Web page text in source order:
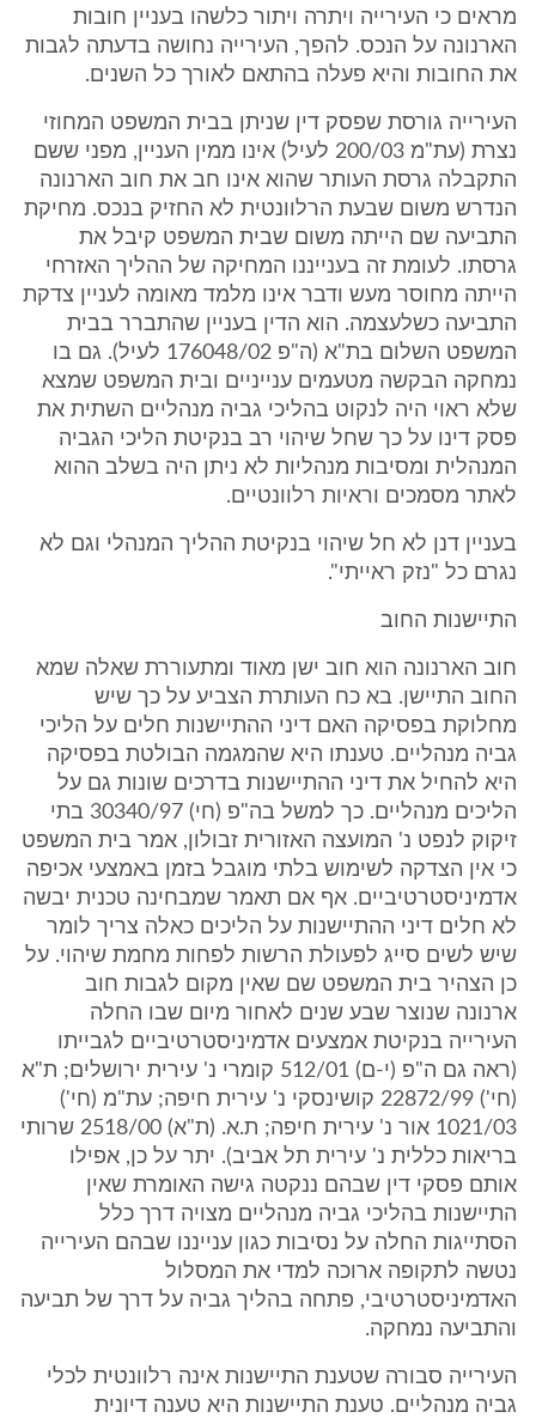
מראים כי העירייה ויתרה ויתור כלשהו בעניין חובות
הארנונה על הנכס. להפך, העירייה נחושה בדעתה לגבות
את החובות והיא פעלה בהתאם לאורך כל השנים.
העירייה גורסת שפסק דין שניתן בבית המשפט המחוזי
נצרת (עת"מ 200/03 לעיל) אינו ממין העניין, מפני ששם
התקבלה גרסת העותר שהוא אינו חב את חוב הארנונה
הנדרש משום שבעת הרלוונטית לא החזיק בנכס. מחיקת
התביעה שם הייתה משום שבית המשפט קיבל את
גרסתו. לעומת זה בענייננו המחיקה של ההליך האזרחי
הייתה מחוסר מעש ודבר אינו מלמד מאומה לעניין צדקת
התביעה כשלעצמה. הוא הדין בעניין שהתברר בבית
המשפט השלום בת"א (ה"פ 176048/02 לעיל). גם בו
נמחקה הבקשה מטעמים ענייניים ובית המשפט שמצא
שלא ראוי היה לנקוט בהליכי גביה מנהליים השתית את
פסק דינו על כך שחל שיהוי רב בנקיטת הליכי הגביה
המנהלית ומסיבות מנהליות לא ניתן היה בשלב ההוא
לאתר מסמכים וראיות רלוונטיים.
בעניין דנן לא חל שיהוי בנקיטת ההליך המנהלי וגם לא
נגרם כל "נזק ראייתי".
התיישנות החוב
חוב הארנונה הוא חוב ישן מאוד ומתעוררת שאלה שמא
החוב התיישן. בא כח העותרת הצביע על כך שיש
מחלוקת בפסיקה האם דיני ההתיישנות חלים על הליכי
גביה מנהליים. טענתו היא שהמגמה הבולטת בפסיקה
היא להחיל את דיני ההתיישנות בדרכים שונות גם על
הליכים מנהליים. כך למשל בה"פ (חי) 30340/97 בתי
זיקוק לנפט נ' המועצה האזורית זבולון, אמר בית המשפט
כי אין הצדקה לשימוש בלתי מוגבל בזמן באמצעי אכיפה
אדמיניסטרטיביים. אף אם תאמר שמבחינה טכנית יבשה
לא חלים דיני ההתיישנות על הליכים כאלה צריך לומר
שיש לשים סייג לפעולת הרשות לפחות מחמת שיהוי. על
כן הצהיר בית המשפט שם שאין מקום לגבות חוב
ארנונה שנוצר שבע שנים לאחור מיום שבו החלה
העירייה בנקיטת אמצעים אדמיניסטרטיביים לגבייתו
(ראה גם ה"פ (י-ם) 512/01 קומרי נ' עירית ירושלים; ת"א
(חי') 22872/99 קושינסקי נ' עירית חיפה; עת"מ (חי')
1021/03 אור נ' עירית חיפה; ת.א. (ת"א) 2518/00 שרותי
בריאות כללית נ' עירית תל אביב). יתר על כן, אפילו
אותם פסקי דין שבהם ננקטה גישה האומרת שאין
התיישנות בהליכי גביה מנהליים מצויה דרך כלל
הסתייגות החלה על נסיבות כגון ענייננו שבהם העירייה
נטשה לתקופה ארוכה למדי את המסלול
האדמיניסטרטיבי, פתחה בהליך גביה על דרך של תביעה
והתביעה נמחקה.
העירייה סבורה שטענת התיישנות אינה רלוונטית לכלי
גביה מנהליים. טענת התיישנות היא טענה דיונית